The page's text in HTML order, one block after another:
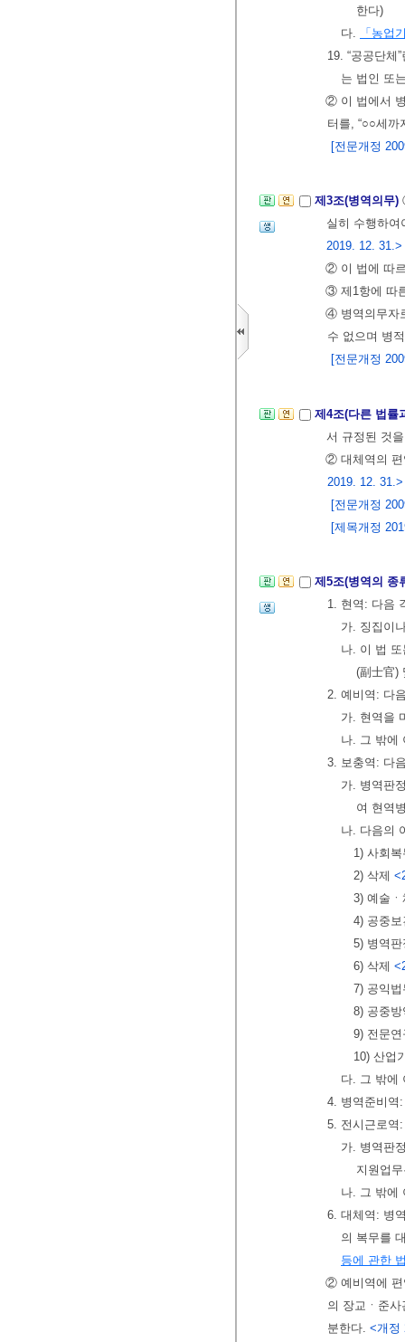
한다)
다.
「농업
19. “공공단체
는 법인 또
② 이 법에서 병
터를, “○○세까
[전문개정
제3조(병역의무)
실히 수행하
2019. 12. 31.>
② 이 법에 따
③ 제1항에 따
④ 병역의무자
수 없으며 병
[전문개정
제4조(다른 법률
서 규정된 것
② 대체역의 편
2019. 12. 31.>
[전문개정
[제목개정
제5조(병역의 종
1. 현역: 다음
가. 징집이
나. 이 법
(副士官)
2. 예비역: 다
가. 현역을
나. 그 밖에
3. 보충역: 다
가. 병역판
여 현역
나. 다음의
1) 사회
2) 삭제
3) 예술
4) 공중
5) 병역
6) 삭제
7) 공익법
8) 공중
9) 전문
10) 산업
다. 그 밖에
4. 병역준비역
5. 전시근로역
가. 병역판
지원업
나. 그 밖에
6. 대체역: 병
의 복무를
등에 관한
② 예비역에 편
의 장교ㆍ준
분한다. <개정